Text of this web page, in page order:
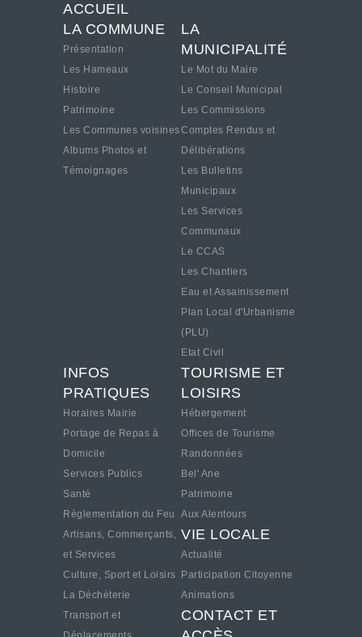
ACCUEIL
LA COMMUNE
Présentation
Les Hameaux
Histoire
Patrimoine
Les Communes voisines
Albums Photos et
Témoignages
LA
MUNICIPALITÉ
Le Mot du Maire
Le Conseil Municipal
Les Commissions
Comptes Rendus et
Délibérations
Les Bulletins
Municipaux
Les Services
Communaux
Le CCAS
Les Chantiers
Eau et Assainissement
Plan Local d'Urbanisme
(PLU)
Etat Civil
INFOS
PRATIQUES
Horaires Mairie
Portage de Repas à
Domicile
Services Publics
Santé
Règlementation du Feu
Artisans, Commerçants,
et Services
Culture, Sport et Loisirs
La Déchèterie
Transport et
TOURISME ET
LOISIRS
Hébergement
Offices de Tourisme
Randonnées
Bel' Ane
Patrimoine
Aux Alentours
VIE LOCALE
Actualité
Participation Citoyenne
Animations
CONTACT ET